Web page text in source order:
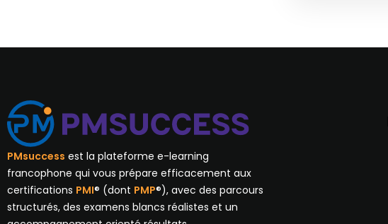
PMsuccess est la plateforme e-learning
francophone qui vous prépare efficacement aux
certifications PMI® (dont PMP®), avec des parcours
structurés, des examens blancs réalistes et un